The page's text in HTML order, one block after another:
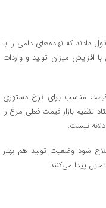
دادند که نهاده‌های دامی را با
با افزایش میزان تولید و واردات
مناسب برای نرخ دستوری
تنظیم بازار قیمت فعلی مرغ را
شود وضعیت تولید هم بهتر
پیدا می‌کنند.